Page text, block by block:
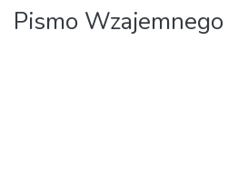
Pismo